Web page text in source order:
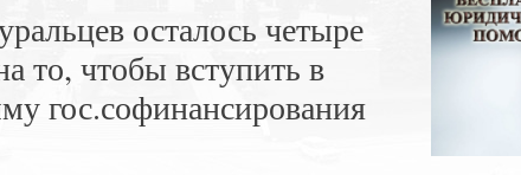
осталось четыре
то, чтобы вступить в
гос.софинансирования